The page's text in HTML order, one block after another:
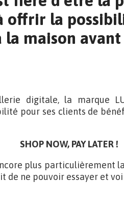
la
la maison avant
digitale, la marque
pour ses clients de
SHOP NOW, PAY LATER !
plus particulièrement
de ne pouvoir essayer et